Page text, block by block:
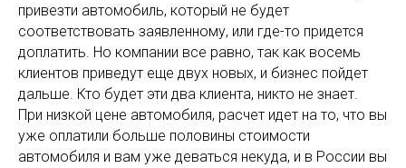
привезти автомобиль, который не будет
соответствовать заявленному, или где-то придется
доплатить. Но компании все равно, так как восемь
клиентов приведут еще двух новых, и бизнес пойдет
дальше. Кто будет эти два клиента, никто не знает.
При низкой цене автомобиля, расчет идет на то, что вы
уже оплатили больше половины стоимости
автомобиля и вам уже деваться некуда, и в России вы